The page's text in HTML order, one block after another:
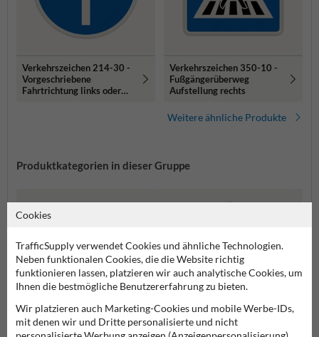
Verkehrszeichen 214-30 -
Vorgeschriebene
Fahrtrichtung links oder
Verkehrszeichen 350-10 -
Fußgängerüberweg
Aufstellung rechts
Weitere ähnliche Produkte
Produktkategorien in dieser Gruppe
Cookies
TrafficSupply verwendet Cookies und ähnliche Technologien.
Neben funktionalen Cookies, die die Website richtig
funktionieren lassen, platzieren wir auch analytische Cookies, um
Ihnen die bestmögliche Benutzererfahrung zu bieten.
Wir platzieren auch Marketing-Cookies und mobile Werbe-IDs,
mit denen wir und Dritte personalisierte und nicht